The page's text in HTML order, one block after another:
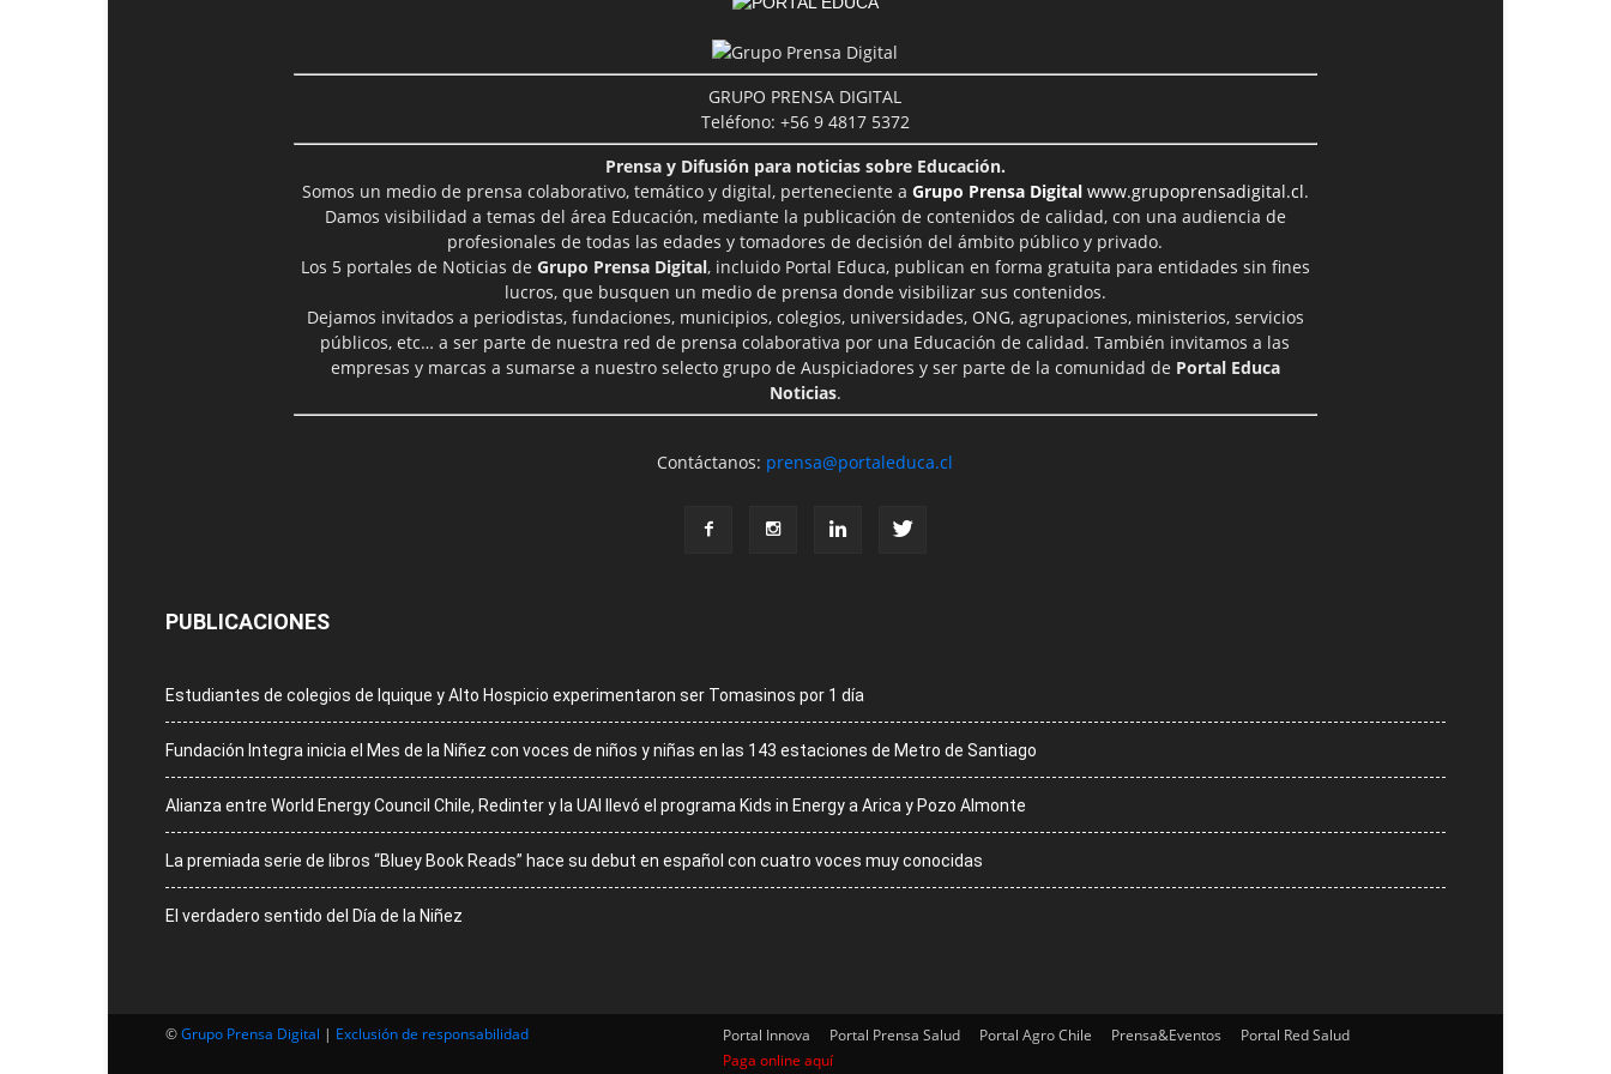
GRUPO PRENSA DIGITAL
Teléfono: +56 9 4817 5372
Prensa y Difusión para noticias sobre Educación.
Somos un medio de prensa colaborativo, temático y digital, perteneciente a Grupo Prensa Digitalwww.grupoprensadigital.cl.
Damos visibilidad a temas del área Educación, mediante la publicación de contenidos de calidad, con una audiencia de
profesionales de todas las edades y tomadores de decisión del ámbito público y privado.
Los 5 portales de Noticias de Grupo Prensa Digital, incluido Portal Educa, publican en forma gratuita para entidades sin fines
lucros, que busquen un medio de prensa donde visibilizar sus contenidos.
Dejamos invitados a periodistas, fundaciones, municipios, colegios, universidades, ONG, agrupaciones, ministerios, servicios
públicos, etc… a ser parte de nuestra red de prensa colaborativa por una Educación de calidad. También invitamos a las
empresas y marcas a sumarse a nuestro selecto grupo de Auspiciadores y ser parte de la comunidad de Portal Educa
Noticias.
Contáctanos: prensa@portaleduca.cl
PUBLICACIONES
Estudiantes de colegios de Iquique y Alto Hospicio experimentaron ser Tomasinos por 1 día
Fundación Integra inicia el Mes de la Niñez con voces de niños y niñas en las 143 estaciones de Metro de Santiago
Alianza entre World Energy Council Chile, Redinter y la UAI llevó el programa Kids in Energy a Arica y Pozo Almonte
La premiada serie de libros “Bluey Book Reads” hace su debut en español con cuatro voces muy conocidas
El verdadero sentido del Día de la Niñez
Portal Innova Portal Prensa Salud Portal Agro Chile Prensa&Eventos
Portal Red Salud
Paga online aquí
©Grupo Prensa Digital | Exclusión de responsabilidad